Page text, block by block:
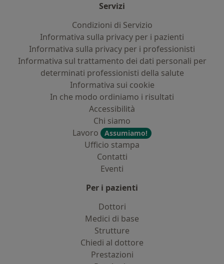
Servizi
Condizioni di Servizio
Informativa sulla privacy per i pazienti
Informativa sulla privacy per i professionisti
Informativa sul trattamento dei dati personali per
determinati professionisti della salute
Informativa sui cookie
In che modo ordiniamo i risultati
Accessibilità
Chi siamo
Lavoro
Assumiamo!
Ufficio stampa
Contatti
Eventi
Per i pazienti
Dottori
Medici di base
Strutture
Chiedi al dottore
Prestazioni